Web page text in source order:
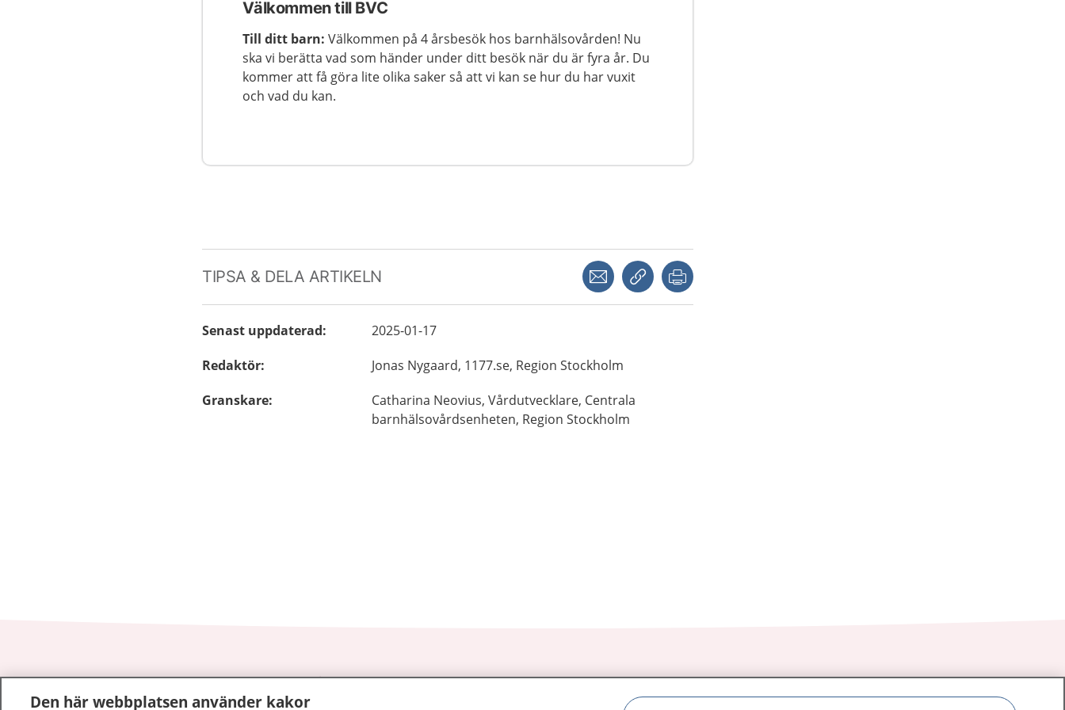
Välkommen till BVC
Till ditt barn: Välkommen på 4 årsbesök hos barnhälsovården! Nu
ska vi berätta vad som händer under ditt besök när du är fyra år. Du
kommer att få göra lite olika saker så att vi kan se hur du har vuxit
och vad du kan.
TIPSA & DELA ARTIKELN Dela via mejlKopiera länk
Senast uppdaterad:
2025-01-17
Redaktör: Jonas Nygaard, 1177.se, Region Stockholm
Granskare: Catharina Neovius, Vårdutvecklare, Centrala
barnhälsovårdsenheten, Region Stockholm
1177–tryggt om din hälsa och vård
Den här webbplatsen använder kakor